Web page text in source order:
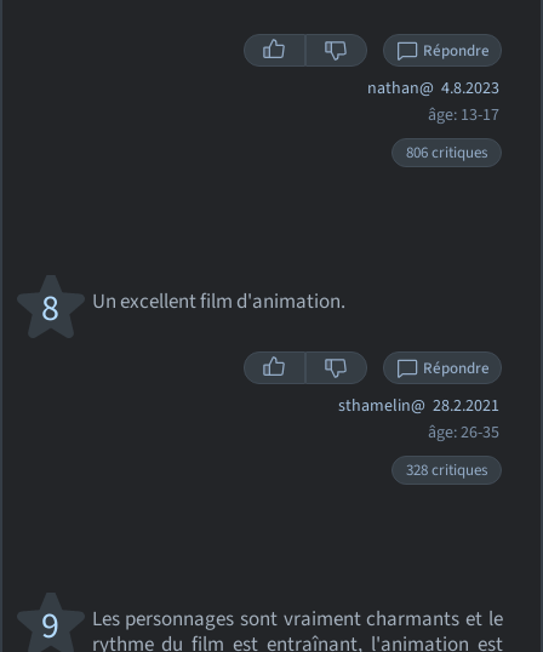
Répondre
nathan@ 4.8.2023
âge: 13-17
806 critiques
Un excellent film d'animation.
8
Répondre
sthamelin@ 28.2.2021
âge: 26-35
328 critiques
Les personnages sont vraiment charmants et le
rythme du film est entraînant, l'animation est
9